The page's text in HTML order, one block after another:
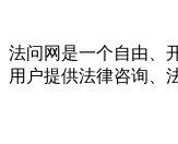
法问网是一个自由、
用户提供法律咨询、